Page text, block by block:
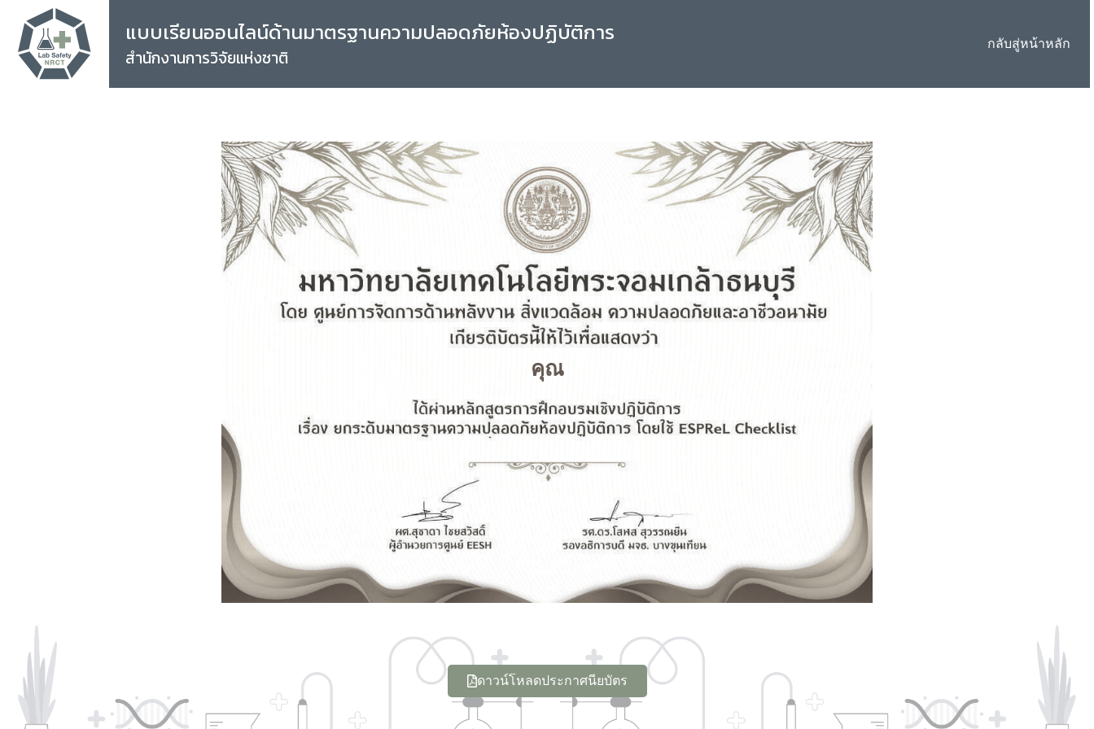
แบบเรียนออนไลน์ด้านมาตรฐานความปลอดภัยห้องปฏิบัติการ
สำนักงานการวิจัยแห่งชาติ
กลับสู่หน้าหลัก
คุณ
ดาวน์โหลดประกาศนียบัตร